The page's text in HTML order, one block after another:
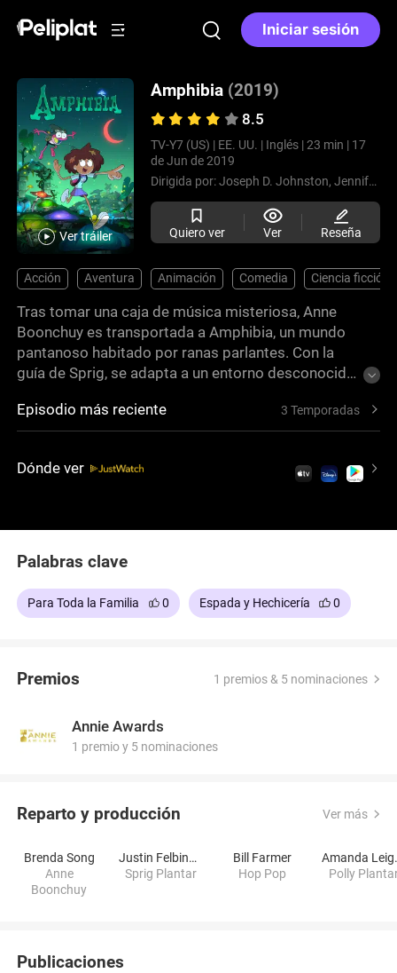
Iniciar sesión
Ver tráiler
Amphibia (2019)
8.5
TV-Y7 (US) | EE. UU. | Inglés | 23 min | 17
de Jun de 2019
Dirigida por:Joseph D. Johnston, Jennifer Strickland,
Quiero ver Ver Reseña
Acción Aventura Animación Comedia Ciencia ficción
Tras tomar una caja de música misteriosa, Anne
Boonchuy es transportada a Amphibia, un mundo
pantanoso habitado por ranas parlantes. Con la
guía de Sprig, se adapta a un entorno desconocido,
comunidad. Durante su recorrido, Anne y Sprig
desarrollan una amistad sólida y duradera.
Episodio más reciente 3 Temporadas
Dónde ver
Palabras clave
Para Toda la Familia 0 Espada y Hechicería 0
Premios 1 premios & 5 nominaciones
Annie Awards
1 premio y 5 nominaciones
Reparto y producción Ver más
Brenda Song
Anne
Boonchuy
Justin Felbinger
Sprig Plantar
Bill Farmer
Hop Pop
Polly
Publicaciones